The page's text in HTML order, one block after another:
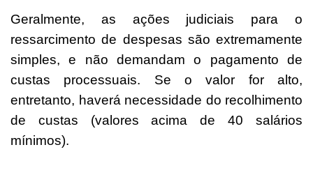
Geralmente, as ações judiciais para o
ressarcimento de despesas são extremamente
simples, e não demandam o pagamento de
custas processuais. Se o valor for alto,
entretanto, haverá necessidade do recolhimento
de custas (valores acima de 40 salários
mínimos).